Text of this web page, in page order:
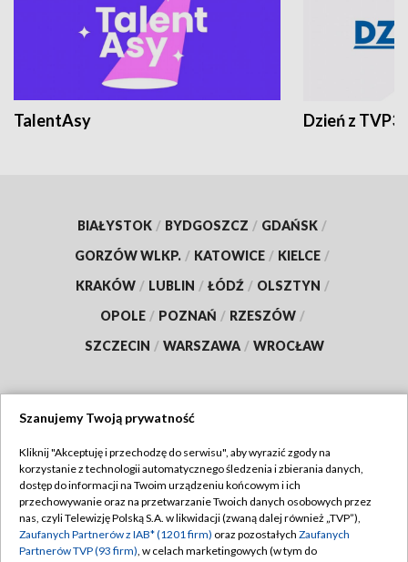
TalentAsy Dzień z TVP3
BIAŁYSTOK / BYDGOSZCZ / GDAŃSK /
GORZÓW WLKP. / KATOWICE / KIELCE /
KRAKÓW / LUBLIN / ŁÓDŹ / OLSZTYN /
OPOLE / POZNAŃ / RZESZÓW /
SZCZECIN / WARSZAWA / WROCŁAW
TVP
Abonament TVP
Emisja w TVP
Regulamin TVP
Polityka prywatności
Szanujemy Twoją prywatność
Kliknij "Akceptuję i przechodzę do serwisu", aby wyrazić zgody na
korzystanie z technologii automatycznego śledzenia i zbierania danych,
dostęp do informacji na Twoim urządzeniu końcowym i ich
przechowywanie oraz na przetwarzanie Twoich danych osobowych przez
nas, czyli Telewizję Polską S.A. w likwidacji (zwaną dalej również „TVP”),
Zaufanych Partnerów z IAB* (1201 firm) oraz pozostałych Zaufanych
Partnerów TVP (93 firm), w celach marketingowych (w tym do